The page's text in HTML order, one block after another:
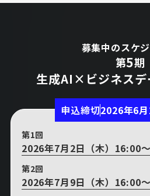
募集中のスケ
第5期
生成AI×ビジネス
申込締切2026年6月
第1回
2026年7月2日（木）16:00
第2回
2026年7月9日（木）16:00